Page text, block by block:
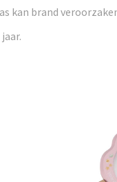
kan brand